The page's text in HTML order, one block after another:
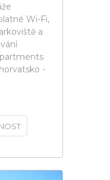
Wi-Fi,
a
-